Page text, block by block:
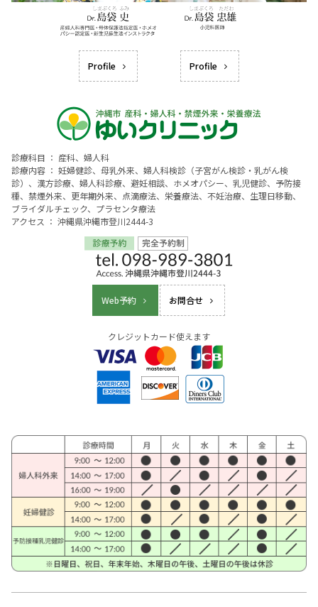
Profile Profile
診療科目 ： 産科、婦人科
診療内容 ： 妊婦健診、母乳外来、婦人科検診（子宮がん検診・乳がん検
診）、漢方診療、婦人科診療、避妊相談、ホメオパシー、乳児健診、予防接
種、禁煙外来、更年期外来、点滴療法、栄養療法、不妊治療、生理日移動、
ブライダルチェック、プラセンタ療法
アクセス ： 沖縄県沖縄市登川2444-3
Web予約 お問合せ
クレジットカード使えます